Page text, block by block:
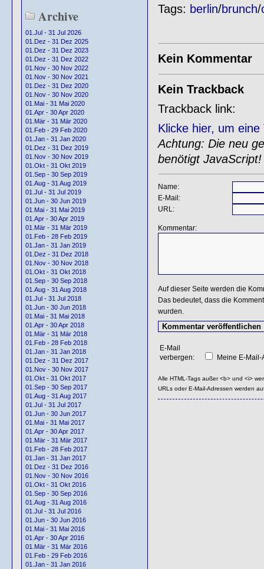
Archive
01.Jul - 31 Jul 2026
01.Dez - 31 Dez 2025
01.Dez - 31 Dez 2023
01.Dez - 31 Dez 2022
01.Nov - 30 Nov 2022
01.Nov - 30 Nov 2021
01.Dez - 31 Dez 2020
01.Nov - 30 Nov 2020
01.Mai - 31 Mai 2020
01.Apr - 30 Apr 2020
01.Mär - 31 Mär 2020
01.Feb - 29 Feb 2020
01.Jan - 31 Jan 2020
01.Dez - 31 Dez 2019
01.Nov - 30 Nov 2019
01.Okt - 31 Okt 2019
01.Sep - 30 Sep 2019
01.Aug - 31 Aug 2019
01.Jul - 31 Jul 2019
01.Jun - 30 Jun 2019
01.Mai - 31 Mai 2019
01.Apr - 30 Apr 2019
01.Mär - 31 Mär 2019
01.Feb - 28 Feb 2019
01.Jan - 31 Jan 2019
01.Dez - 31 Dez 2018
01.Nov - 30 Nov 2018
01.Okt - 31 Okt 2018
01.Sep - 30 Sep 2018
01.Aug - 31 Aug 2018
01.Jul - 31 Jul 2018
01.Jun - 30 Jun 2018
01.Mai - 31 Mai 2018
01.Apr - 30 Apr 2018
01.Mär - 31 Mär 2018
01.Feb - 28 Feb 2018
01.Jan - 31 Jan 2018
01.Dez - 31 Dez 2017
01.Nov - 30 Nov 2017
01.Okt - 31 Okt 2017
01.Sep - 30 Sep 2017
01.Aug - 31 Aug 2017
01.Jul - 31 Jul 2017
01.Jun - 30 Jun 2017
01.Mai - 31 Mai 2017
01.Apr - 30 Apr 2017
01.Mär - 31 Mär 2017
01.Feb - 28 Feb 2017
01.Jan - 31 Jan 2017
01.Dez - 31 Dez 2016
01.Nov - 30 Nov 2016
01.Okt - 31 Okt 2016
01.Sep - 30 Sep 2016
01.Aug - 31 Aug 2016
01.Jul - 31 Jul 2016
01.Jun - 30 Jun 2016
01.Mai - 31 Mai 2016
01.Apr - 30 Apr 2016
01.Mär - 31 Mär 2016
01.Feb - 29 Feb 2016
01.Jan - 31 Jan 2016
Tags: berlin/brunch/
Kein Kommentar
Kein Trackback
Trackback link:
Klicke hier, um
Achtung: Die neu
benötigt JavaScript!
Name:
E-Mail:
URL:
Kommentar:
Auf dieser Seite werden die
Das bedeutet, dass die
wurden.
E-Mail
verbergen:
Meine E-
Alle HTML-Tags außer <b> und <i>
URLs oder E-Mail-Adressen werden